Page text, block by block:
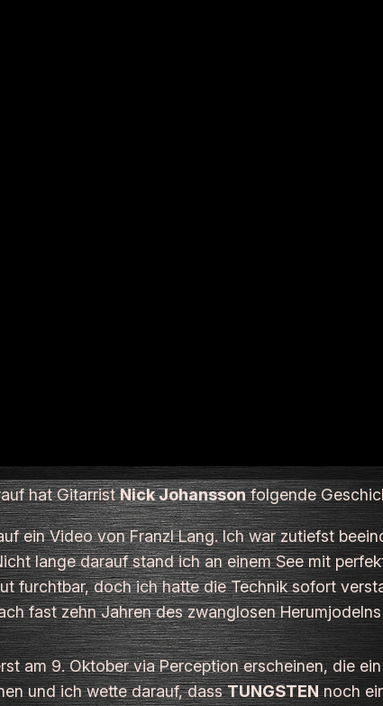
hat GitarristNick Johanssonfolgende
ein Video von Franzl Lang. Ich war zutiefst
lange darauf stand ich an einem See mit
furchtbar, doch ich hatte die Technik sofort
fast zehn Jahren des zwanglosen
am 9. Oktober viaPerceptionerscheinen, die
und ich wette darauf, dassTUNGSTENnoch